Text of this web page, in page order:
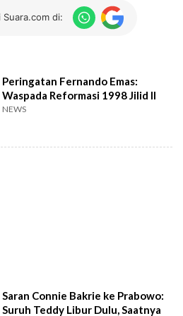
di:
Peringatan Fernando Emas:
Waspada Reformasi 1998 Jilid II
NEWS
Saran Connie Bakrie ke Prabowo:
Suruh Teddy Libur Dulu, Saatnya